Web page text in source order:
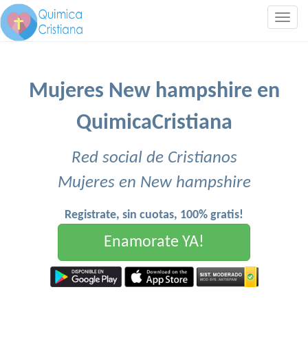
Mujeres New hampshire en
QuimicaCristiana
Red social de Cristianos
Mujeres en New hampshire
Registrate, sin cuotas, 100% gratis!
Enamorate YA!